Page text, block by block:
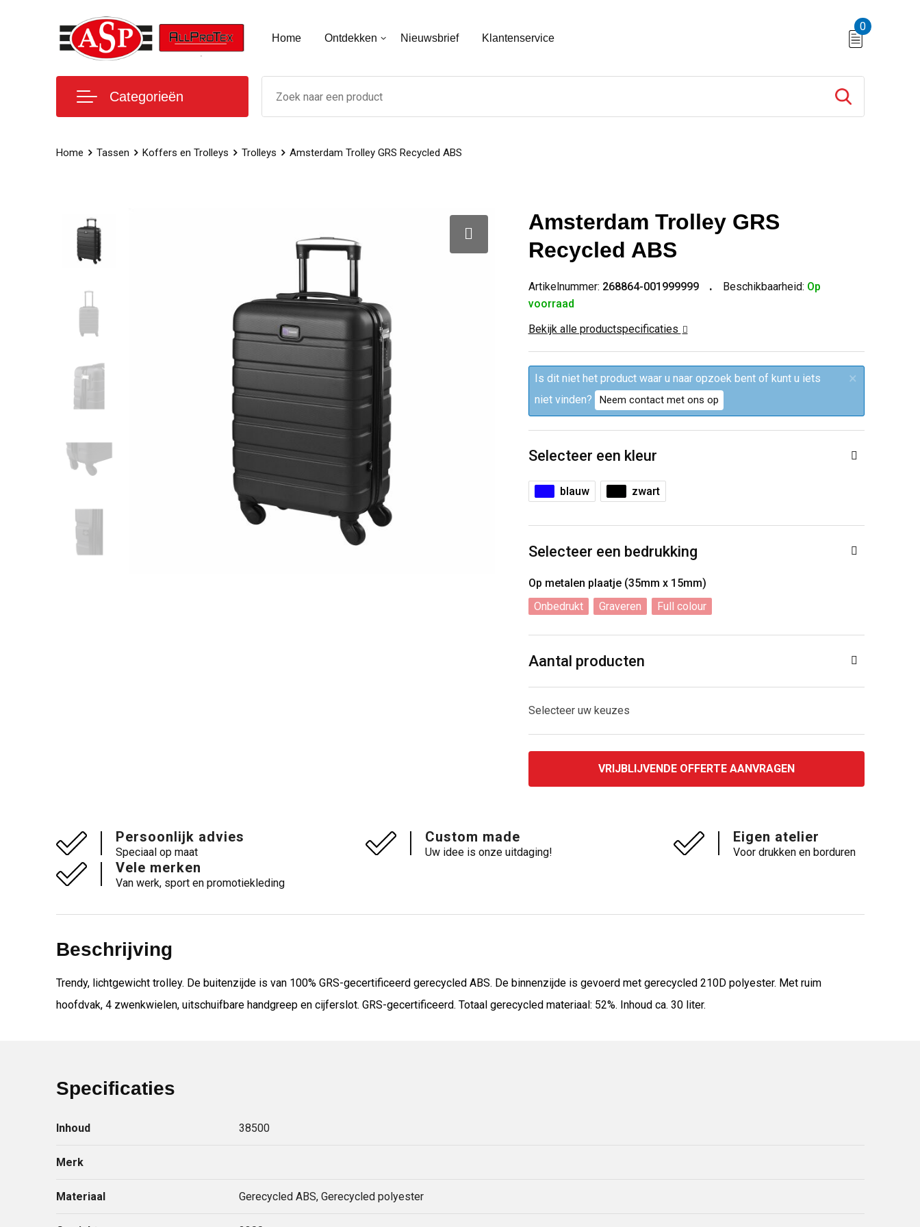
Home Ontdekken Nieuwsbrief Klantenservice
0
Categorieën
Home Tassen Koffers en Trolleys Trolleys Amsterdam Trolley GRS Recycled ABS
Amsterdam Trolley GRS
Recycled ABS
Artikelnummer: 268864-001999999 Beschikbaarheid: Op
voorraad
Bekijk alle productspecificaties
Is dit niet het product waar u naar opzoek bent of kunt u iets
niet vinden?
Neem contact met ons op
×
Selecteer een kleur
blauw zwart
Selecteer een bedrukking
Op metalen plaatje (35mm x 15mm)
Onbedrukt
Graveren Full colour
Aantal producten
Selecteer uw keuzes
VRIJBLIJVENDE OFFERTE AANVRAGEN
Persoonlijk advies
Speciaal op maat
Custom made
Uw idee is onze uitdaging!
Eigen atelier
Voor drukken en borduren
Vele merken
Van werk, sport en promotiekleding
Beschrijving
Trendy, lichtgewicht trolley. De buitenzijde is van 100% GRS-gecertificeerd gerecycled ABS. De binnenzijde is gevoerd met gerecycled 210D polyester. Met ruim
hoofdvak, 4 zwenkwielen, uitschuifbare handgreep en cijferslot. GRS-gecertificeerd. Totaal gerecycled materiaal: 52%. Inhoud ca. 30 liter.
Specificaties
Inhoud 38500
Merk
Materiaal Gerecycled ABS, Gerecycled polyester